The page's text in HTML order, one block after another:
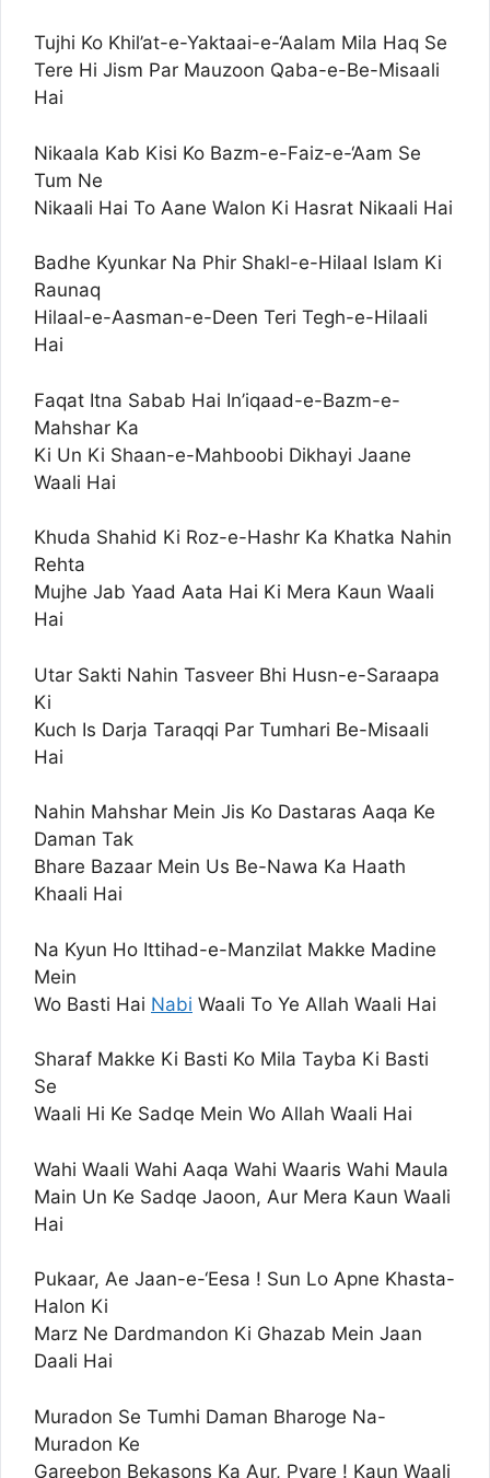
Tujhi Ko Khil’at-e-Yaktaai-e-‘Aalam Mila Haq Se
Tere Hi Jism Par Mauzoon Qaba-e-Be-Misaali
Hai
Nikaala Kab Kisi Ko Bazm-e-Faiz-e-‘Aam Se
Tum Ne
Nikaali Hai To Aane Walon Ki Hasrat Nikaali Hai
Badhe Kyunkar Na Phir Shakl-e-Hilaal Islam Ki
Raunaq
Hilaal-e-Aasman-e-Deen Teri Tegh-e-Hilaali
Hai
Faqat Itna Sabab Hai In’iqaad-e-Bazm-e-
Mahshar Ka
Ki Un Ki Shaan-e-Mahboobi Dikhayi Jaane
Waali Hai
Khuda Shahid Ki Roz-e-Hashr Ka Khatka Nahin
Rehta
Mujhe Jab Yaad Aata Hai Ki Mera Kaun Waali
Hai
Utar Sakti Nahin Tasveer Bhi Husn-e-Saraapa
Ki
Kuch Is Darja Taraqqi Par Tumhari Be-Misaali
Hai
Nahin Mahshar Mein Jis Ko Dastaras Aaqa Ke
Daman Tak
Bhare Bazaar Mein Us Be-Nawa Ka Haath
Khaali Hai
Na Kyun Ho Ittihad-e-Manzilat Makke Madine
Mein
Wo Basti Hai Nabi Waali To Ye Allah Waali Hai
Sharaf Makke Ki Basti Ko Mila Tayba Ki Basti
Se
Waali Hi Ke Sadqe Mein Wo Allah Waali Hai
Wahi Waali Wahi Aaqa Wahi Waaris Wahi Maula
Main Un Ke Sadqe Jaoon, Aur Mera Kaun Waali
Hai
Pukaar, Ae Jaan-e-‘Eesa ! Sun Lo Apne Khasta-
Halon Ki
Marz Ne Dardmandon Ki Ghazab Mein Jaan
Daali Hai
Muradon Se Tumhi Daman Bharoge Na-
Muradon Ke
Gareebon Bekasons Ka Aur, Pyare ! Kaun Waali